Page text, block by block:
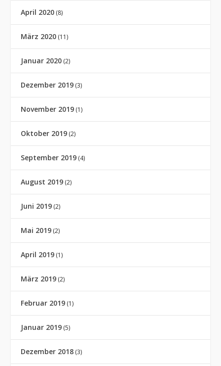
April 2020 (8)
März 2020 (11)
Januar 2020 (2)
Dezember 2019 (3)
November 2019 (1)
Oktober 2019 (2)
September 2019 (4)
August 2019 (2)
Juni 2019 (2)
Mai 2019 (2)
April 2019 (1)
März 2019 (2)
Februar 2019 (1)
Januar 2019 (5)
Dezember 2018 (3)